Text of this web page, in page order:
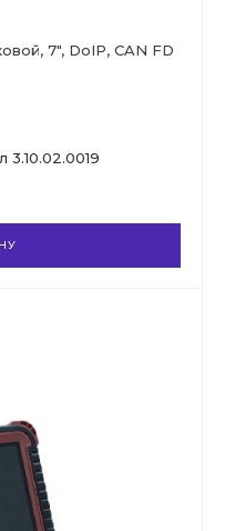
7", DoIP, CAN FD
3.10.02.0019